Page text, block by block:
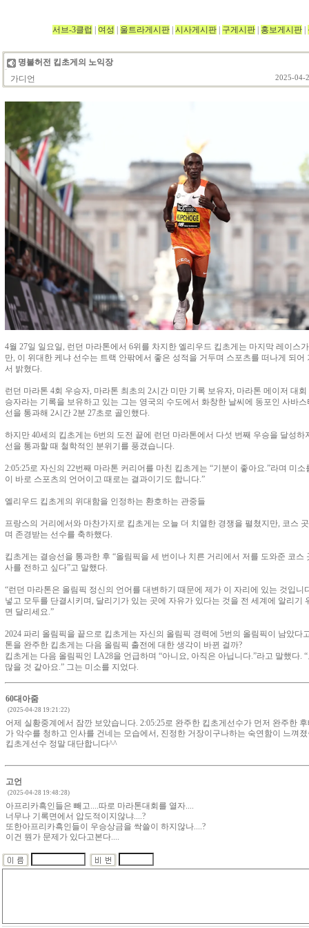
서브-3클럽 여성 울트라게시판 시사게시판 구게시판 홍보게시판
명불허전 킵초게의 노익장
가디언
2025-04-
4월 27일 일요일, 런던 마라톤에서 6위를 차지한 엘리우드 킵초게는 마지막 레이스
만, 이 위대한 케냐 선수는 트랙 안팎에서 좋은 성적을 거두며 스포츠를 떠나게 되
서 밝혔다.
런던 마라톤 4회 우승자, 마라톤 최초의 2시간 미만 기록 보유자, 마라톤 메이저 대
승자라는 기록을 보유하고 있는 그는 영국의 수도에서 화창한 날씨에 동포인 사바
선을 통과해 2시간 2분 27초로 골인했다.
하지만 40세의 킵초게는 6번의 도전 끝에 런던 마라톤에서 다섯 번째 우승을 달성
선을 통과할 때 철학적인 분위기를 풍겼습니다.
2:05:25로 자신의 22번째 마라톤 커리어를 마친 킵초게는 “기분이 좋아요.”라며 미
이 바로 스포츠의 언어이고 때로는 결과이기도 합니다.”
엘리우드 킵초게의 위대함을 인정하는 환호하는 관중들
프랑스의 거리에서와 마찬가지로 킵초게는 오늘 더 치열한 경쟁을 펼쳤지만, 코스
며 존경받는 선수를 축하했다.
킵초게는 결승선을 통과한 후 “올림픽을 세 번이나 치른 거리에서 저를 도와준 코스
사를 전하고 싶다”고 말했다.
“런던 마라톤은 올림픽 정신의 언어를 대변하기 때문에 제가 이 자리에 있는 것입니
넣고 모두를 단결시키며, 달리기가 있는 곳에 자유가 있다는 것을 전 세계에 알리기
면 달리세요.”
2024 파리 올림픽을 끝으로 킵초게는 자신의 올림픽 경력에 5번의 올림픽이 남았다
톤을 완주한 킵초게는 다음 올림픽 출전에 대한 생각이 바뀐 걸까?
킵초게는 다음 올림픽인 LA28을 언급하며 “아니요, 아직은 아닙니다.”라고 말했다.
많을 것 같아요.” 그는 미소를 지었다.
60대아줌
(2025-04-28 19:21:22)
어제 실황중계에서 잠깐 보았습니다. 2:05:25로 완주한 킵초게선수가 먼저 완주한
가 악수를 청하고 인사를 건네는 모습에서, 진정한 거장이구나하는 숙연함이 느껴
킵초게선수 정말 대단합니다^^
고언
(2025-04-28 19:48:28)
아프리카흑인들은 빼고....따로 마라톤대회를 열자....
너무나 기록면에서 압도적이지않냐....?
또한아프리카흑인들이 우승상금을 싹쓸이 하지않나....?
이건 뭔가 문제가 있다고본다....